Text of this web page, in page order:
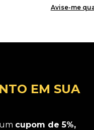
Avise-me
EM SUA
cupom de 5%,